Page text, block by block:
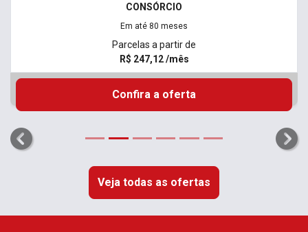
CONSÓRCIO
Em até 80 meses
Parcelas a partir de
R$ 247,12 /mês
Confira a oferta
templates.template-
Veja todas as ofertas